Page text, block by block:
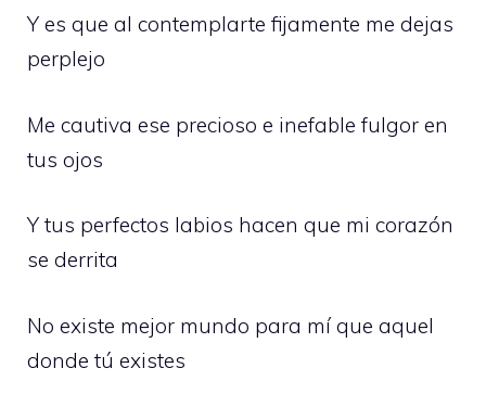
Y es que al contemplarte fijamente me dejas
perplejo
Me cautiva ese precioso e inefable fulgor en
tus ojos
Y tus perfectos labios hacen que mi corazón
se derrita
No existe mejor mundo para mí que aquel
donde tú existes